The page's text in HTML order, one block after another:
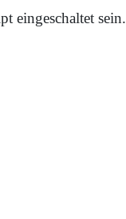
eingeschaltet sein.